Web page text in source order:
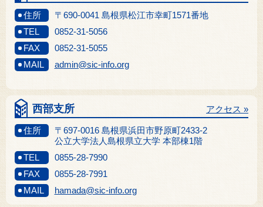
住所 〒690-0041 島根県松江市幸町1571番地
TEL
0852-31-5056
FAX
0852-31-5055
MAIL
admin@sic-info.org
西部支所
住所
〒697-0016 島根県浜田市野原町2433-2
公立大学法人島根県立大学 本部棟1階
アクセス »
TEL
0855-28-7990
FAX
0855-28-7991
MAIL
hamada@sic-info.org